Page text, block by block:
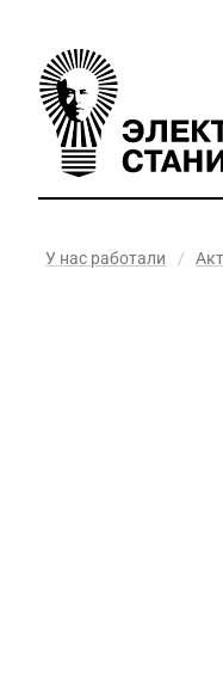
У нас работали /